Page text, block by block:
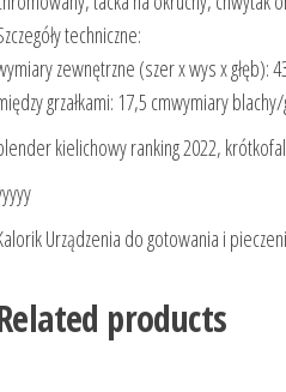
techniczne:
zewnętrzne (szer x wys x głęb):
grzałkami: 17,5 cmwymiary
kielichowy ranking 2022,
Urządzenia do gotowania i
products